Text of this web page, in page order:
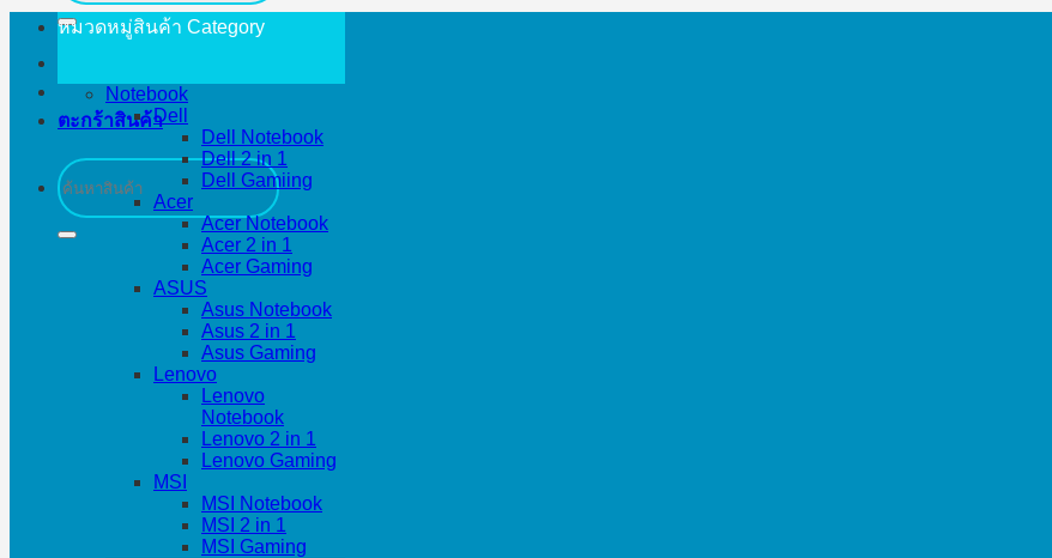
ตะกร้าสินค้า
ค้นหา:
หมวดหมู่สินค้า Category
Notebook
Dell
Dell Notebook
Dell 2 in 1
Dell Gamiing
Acer
Acer Notebook
Acer 2 in 1
Acer Gaming
ASUS
Asus Notebook
Asus 2 in 1
Asus Gaming
Lenovo
Lenovo
Notebook
Lenovo 2 in 1
Lenovo Gaming
MSI
MSI Notebook
MSI 2 in 1
MSI Gaming